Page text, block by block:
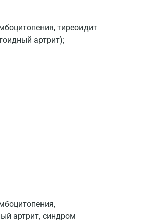
тиреоидит
артрит);
артрит, синдром